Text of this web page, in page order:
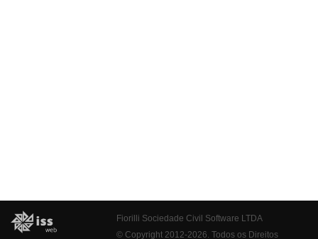
Fiorilli Sociedade Civil Software LTDA
© Copyright 2012-2026. Todos os Direitos